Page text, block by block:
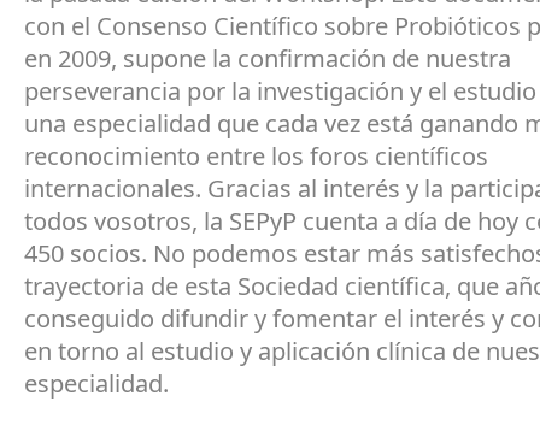
con el Consenso Científico sobre Probióticos
en 2009, supone la confirmación de nuestra
perseverancia por la investigación y el
una especialidad que cada vez está ganando
reconocimiento entre los foros científicos
internacionales. Gracias al interés y la
todos vosotros, la SEPyP cuenta a día de hoy
450 socios. No podemos estar más
trayectoria de esta Sociedad científica, que
conseguido difundir y fomentar el interés y
en torno al estudio y aplicación clínica de
especialidad.